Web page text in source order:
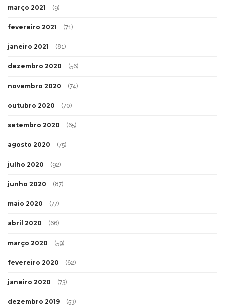
março 2021 (9)
fevereiro 2021 (71)
janeiro 2021 (81)
dezembro 2020 (56)
novembro 2020 (74)
outubro 2020 (70)
setembro 2020 (65)
agosto 2020 (75)
julho 2020 (92)
junho 2020 (87)
maio 2020 (77)
abril 2020 (66)
março 2020 (59)
fevereiro 2020 (62)
janeiro 2020 (73)
dezembro 2019 (53)